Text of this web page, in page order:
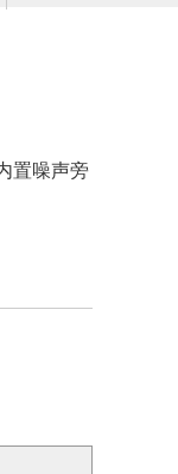
置噪声旁